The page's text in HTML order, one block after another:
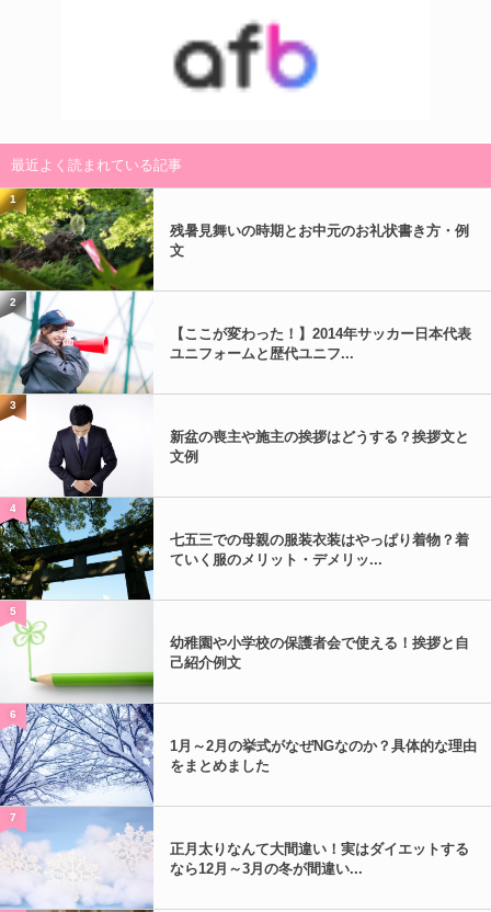
最近よく読まれている記事
1
残暑見舞いの時期とお中元のお礼状書き方・例
文
2
【ここが変わった！】2014年サッカー日本代表
ユニフォームと歴代ユニフ...
3
新盆の喪主や施主の挨拶はどうする？挨拶文と
文例
4
七五三での母親の服装衣装はやっぱり着物？着
ていく服のメリット・デメリッ...
5
幼稚園や小学校の保護者会で使える！挨拶と自
己紹介例文
6
1月～2月の挙式がなぜNGなのか？具体的な理由
をまとめました
7
正月太りなんて大間違い！実はダイエットする
なら12月～3月の冬が間違い...